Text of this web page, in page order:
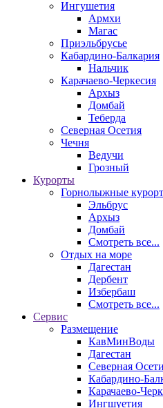
Ингушетия
Армхи
Магас
Приэльбрусье
Кабардино-Балкария
Нальчик
Карачаево-Черкесия
Архыз
Домбай
Теберда
Северная Осетия
Чечня
Ведучи
Грозный
Курорты
Горнолыжные
Эльбрус
Архыз
Домбай
Смотреть все...
Отдых на море
Дагестан
Дербент
Избербаш
Смотреть все...
Сервис
Размещение
КавМинВоды
Дагестан
Северная
Кабардино-
Карачаево-
Ингшуетия